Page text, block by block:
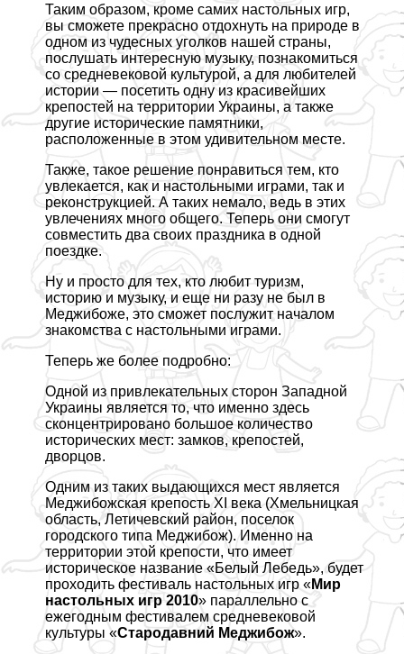
Таким образом, кроме самих настольных игр,
вы сможете прекрасно отдохнуть на природе в
одном из чудесных уголков нашей страны,
послушать интересную музыку, познакомиться
со средневековой культурой, а для любителей
истории — посетить одну из красивейших
крепостей на территории Украины, а также
другие исторические памятники,
расположенные в этом удивительном месте.
Также, такое решение понравиться тем, кто
увлекается, как и настольными играми, так и
реконструкцией. А таких немало, ведь в этих
увлечениях много общего. Теперь они смогут
совместить два своих праздника в одной
поездке.
Ну и просто для тех, кто любит туризм,
историю и музыку, и еще ни разу не был в
Меджибоже, это сможет послужит началом
знакомства с настольными играми.
Теперь же более подробно:
Одной из привлекательных сторон Западной
Украины является то, что именно здесь
сконцентрировано большое количество
исторических мест: замков, крепостей,
дворцов.
Одним из таких выдающихся мест является
Меджибожская крепость XI века (Хмельницкая
область, Летичевский район, поселок
городского типа Меджибож). Именно на
территории этой крепости, что имеет
историческое название «Белый Лебедь», будет
проходить фестиваль настольных игр «Мир
настольных игр 2010» параллельно с
ежегодным фестивалем средневековой
культуры «Стародавний Меджибож».